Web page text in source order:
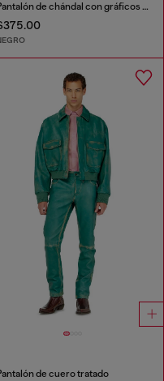
Pantalón de chándal con gráficos de concierto
de cuero tratado